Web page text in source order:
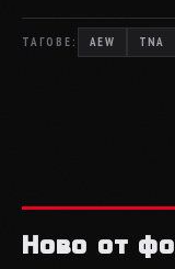
ТАГОВЕ: AEW TNA
Ново от